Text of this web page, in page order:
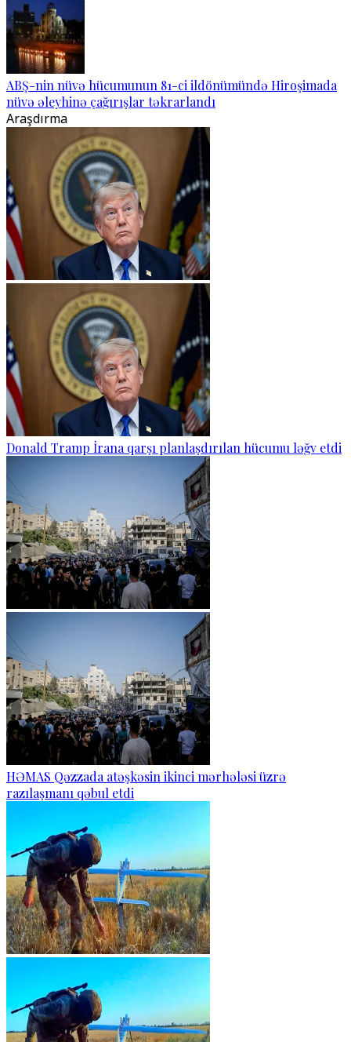
ABŞ-nin nüvə hücumunun 81-ci ildönümündə Hiroşimada
nüvə əleyhinə çağırışlar təkrarlandı
Araşdırma
Donald Tramp İrana qarşı planlaşdırılan hücumu ləğv etdi
HƏMAS Qəzzada atəşkəsin ikinci mərhələsi üzrə
razılaşmanı qəbul etdi